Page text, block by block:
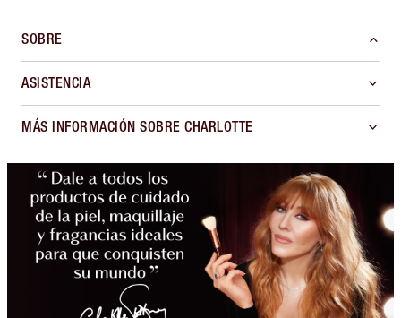
SOBRE
ASISTENCIA
MÁS INFORMACIÓN SOBRE CHARLOTTE